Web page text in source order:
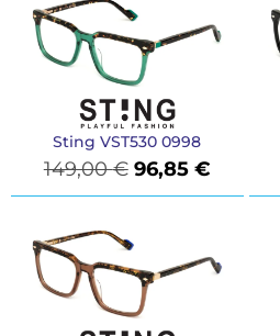
Sting VST530 0998
149,00€ 96,85 €